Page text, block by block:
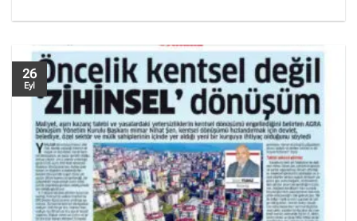
26
Eyl